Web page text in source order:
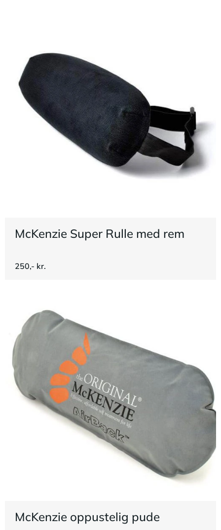
McKenzie Super Rulle med rem
250,- kr.
McKenzie oppustelig pude